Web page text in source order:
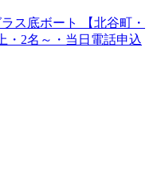
ス底ボート 【北谷町・
・2名～・当日電話申込